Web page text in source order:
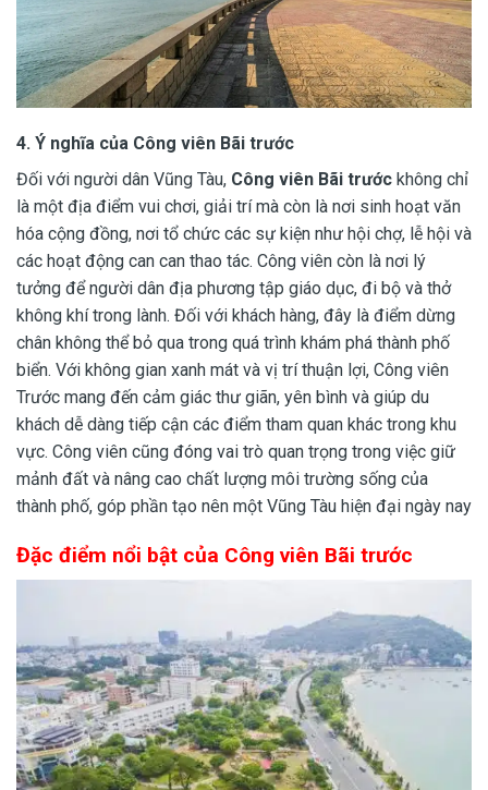
4. Ý nghĩa của Công viên Bãi trước
Đối với người dân Vũng Tàu, Công viên Bãi trước không chỉ
là một địa điểm vui chơi, giải trí mà còn là nơi sinh hoạt văn
hóa cộng đồng, nơi tổ chức các sự kiện như hội chợ, lễ hội và
các hoạt động can can thao tác. Công viên còn là nơi lý
tưởng để người dân địa phương tập giáo dục, đi bộ và thở
không khí trong lành. Đối với khách hàng, đây là điểm dừng
chân không thể bỏ qua trong quá trình khám phá thành phố
biển. Với không gian xanh mát và vị trí thuận lợi, Công viên
Trước mang đến cảm giác thư giãn, yên bình và giúp du
khách dễ dàng tiếp cận các điểm tham quan khác trong khu
vực. Công viên cũng đóng vai trò quan trọng trong việc giữ
mảnh đất và nâng cao chất lượng môi trường sống của
thành phố, góp phần tạo nên một Vũng Tàu hiện đại n​gày nay
Đặc điểm nổi bật của Công viên Bãi trước